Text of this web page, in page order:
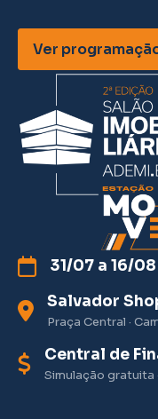
Ver
31/07 a 16/08
Salvador
Praça Central ·
Central de
Simulação gratuita